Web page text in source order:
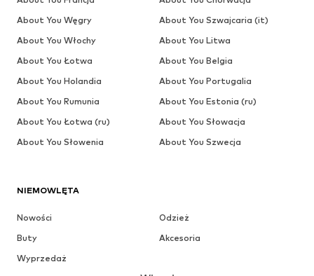
NIEMOWLĘTA
Nowości
Odzież
Buty
Akcesoria
Wyprzedaż
About You Węgry
About You Szwajcaria (it)
About You Włochy
About You Litwa
About You Łotwa
About You Belgia
About You Holandia
About You Portugalia
About You Rumunia
About You Estonia (ru)
About You Łotwa (ru)
About You Słowacja
About You Słowenia
About You Szwecja